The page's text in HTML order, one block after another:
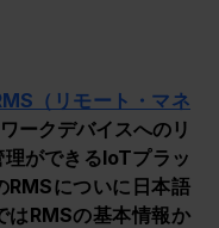
（リモート・マネ
ークデバイスへのリ
ができるIoTプラッ
RMSについに日本語
はRMSの基本情報か